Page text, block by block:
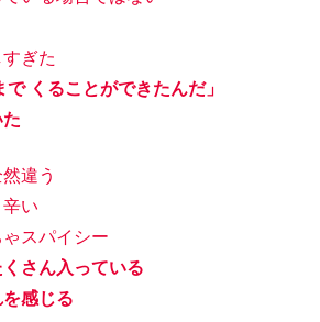
ぎた
で くることができたんだ」
違う
い
スパイシー
さん入っている
感じる